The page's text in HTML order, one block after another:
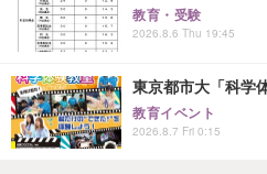
教育・受験
2026.8.6 Thu 19:45
東京都市大「科学
教育イベント
2026.8.7 Fri 0:15